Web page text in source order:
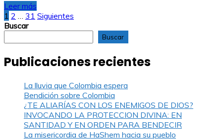
Leer más
Paginación
de
entradas
1 2 31 Siguientes
Buscar
Buscar
Publicaciones recientes
La lluvia que Colombia espera
Bendición sobre Colombia
¿TE ALIARÍAS CON LOS ENEMIGOS DE DIOS?
INVOCANDO LA PROTECCION DIVINA: EN
SANTIDAD Y EN ORDEN PARA BENDECIR
La misericordia de HaShem hacia su pueblo